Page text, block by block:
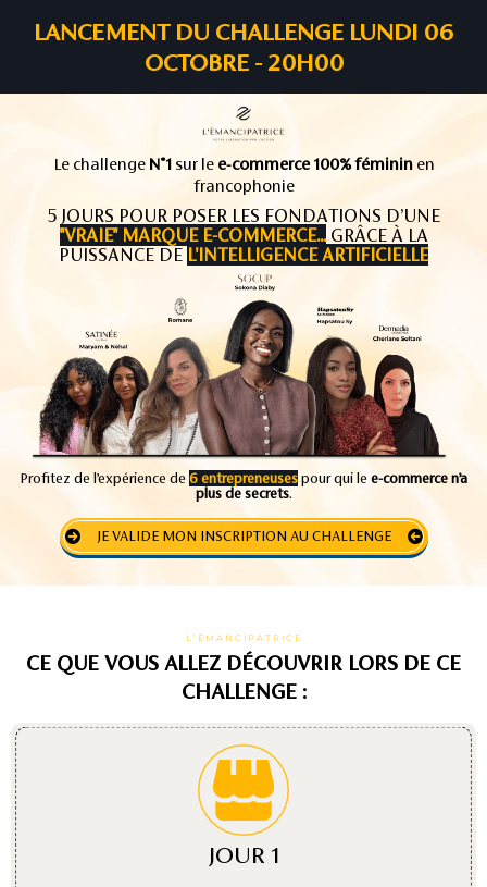
LANCEMENT DU CHALLENGE LUNDI 06
OCTOBRE - 20H00
Le challenge N°1sur le e-commerce 100% féminin en
francophonie
5 JOURS POUR POSER LES FONDATIONS D’UNE
"VRAIE" MARQUE E-COMMERCE...GRÂCE À LA
PUISSANCE DE L'INTELLIGENCE ARTIFICIELLE
Profitez de l’expérience de 6 entrepreneuses pour qui le e-commerce n’a
plus de secrets.
JE VALIDE MON INSCRIPTION AU CHALLENGE
L’ÉMANCIPATRICE
CE QUE VOUS ALLEZ DÉCOUVRIR LORS DE CE
CHALLENGE :
JOUR 1